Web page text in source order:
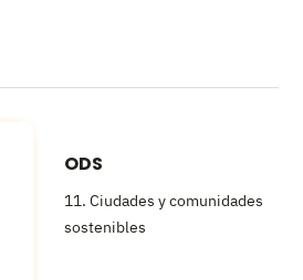
ODS
11. Ciudades y comunidades
sostenibles